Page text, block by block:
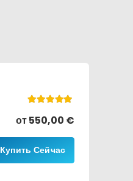
от550,00 €
Купить Сейчас